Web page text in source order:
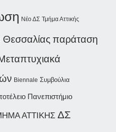
Νέο ΔΣ Τμήμα Αττικής
Θεσσαλίας παράταση
Biennale Συμβούλια
Πανεπιστήμιο
ΑΤΤΙΚΗΣ ΔΣ